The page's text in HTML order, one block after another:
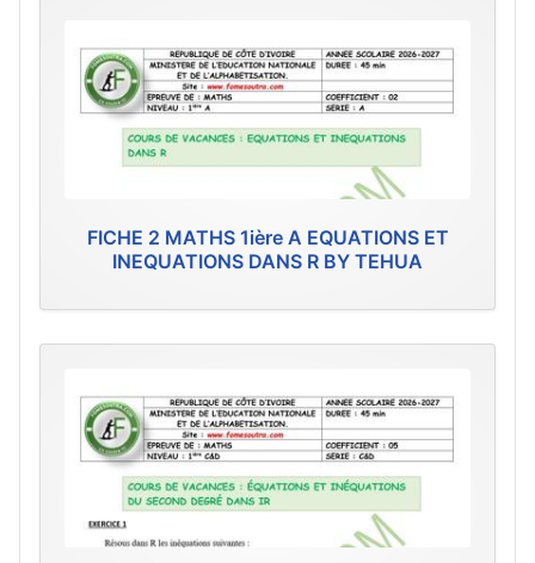
FICHE 2 MATHS 1ière A EQUATIONS ET
INEQUATIONS DANS R BY TEHUA